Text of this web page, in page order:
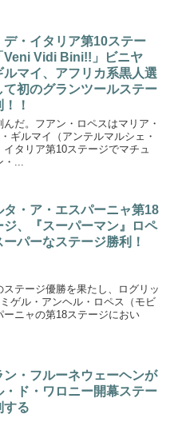
デ・イタリア第10ステー
Veni Vidi Bini!!」ビニヤ
ルマイ、アフリカ系黒人選
て初のグランツールステー
！
だ。フアン・ロペスはマリア・
ギルマイ（アンテルマルシェ・
タリア第10ステージでマチュ
・...
タ・ア・エスパーニャ第18
ジ、『スーパーマン』ロペ
ーパーなステージ勝利！
テージ優勝を果たし、ログリッ
ゲル・アンヘル・ロペス（モビ
ニャの第18ステージにおい
ン・フルーネウェーヘンが
・ド・ワロニー開幕ステー
する